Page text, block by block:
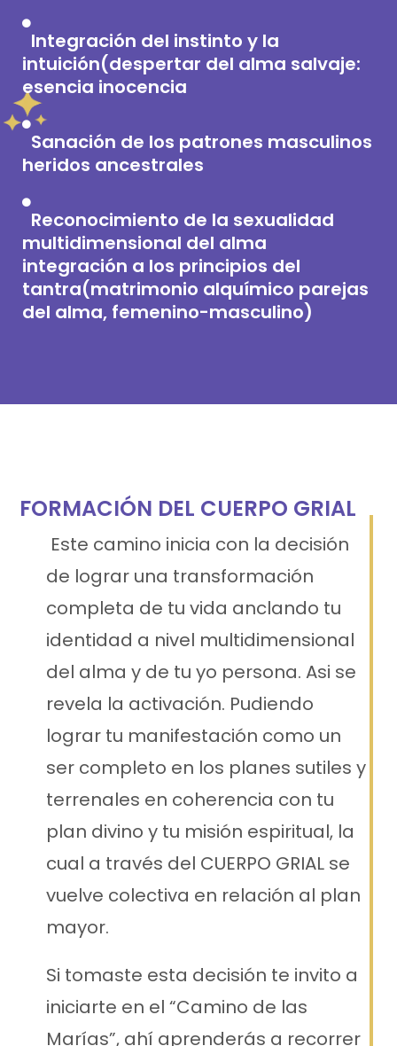
Integración del instinto y la
intuición(despertar del alma salvaje:
esencia inocencia
Sanación de los patrones masculinos
heridos ancestrales
Reconocimiento de la sexualidad
multidimensional del alma
integración a los principios del
tantra(matrimonio alquímico parejas
del alma, femenino-masculino)
FORMACIÓN DEL CUERPO GRIAL
Este camino inicia con la decisión
de lograr una transformación
completa de tu vida anclando tu
identidad a nivel multidimensional
del alma y de tu yo persona. Asi se
revela la activación. Pudiendo
lograr tu manifestación como un
ser completo en los planes sutiles y
terrenales en coherencia con tu
plan divino y tu misión espiritual, la
cual a través del CUERPO GRIAL se
vuelve colectiva en relación al plan
mayor.
Si tomaste esta decisión te invito a
iniciarte en el “Camino de las
Marías”, ahí aprenderás a recorrer